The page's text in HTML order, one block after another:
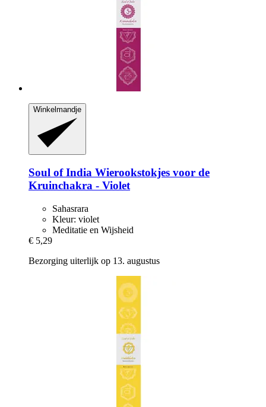
Winkelmandje
Soul of India Wierookstokjes voor de
Kruinchakra -​ Violet
Sahasrara
Kleur: violet
Meditatie en Wijsheid
€ 5,29
Bezorging uiterlijk op 13. augustus